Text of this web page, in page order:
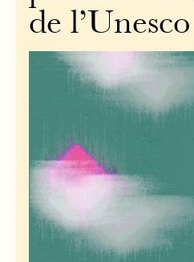
de l’Unesco